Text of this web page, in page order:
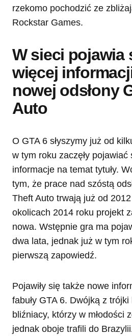
rzekomo pochodzić ze
Rockstar Games.
W sieci pojawia
więcej
nowej odsłony
Auto
O GTA 6 słyszymy już od
w tym roku zaczęły pojawiać
informacje na temat tytuły.
tym, że prace nad szóstą
Theft Auto trwają już od
okolicach 2014 roku projekt
nowa. Wstępnie gra ma
dwa lata, jednak już w tym
pierwszą zapowiedź.
Pojawiły się także nowe
fabuły GTA 6. Dwójką z
bliźniacy, którzy w młodości
jednak oboje trafili do